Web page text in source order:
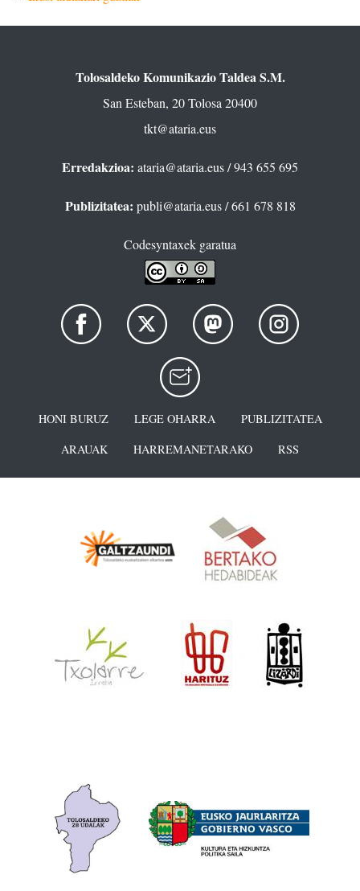
Tolosaldeko Komunikazio Taldea S.M.
San Esteban, 20 Tolosa 20400
tkt@ataria.eus
Erredakzioa: ataria@ataria.eus/ 943 655 695
Publizitatea: publi@ataria.eus/ 661 678 818
Codesyntaxek garatua
HONI BURUZ LEGE OHARRA
PUBLIZITATEA
ARAUAK
HARREMANETARAKO RSS